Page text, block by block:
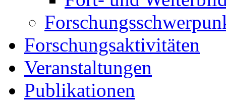
Forschungsaktivitäten
Veranstaltungen
Publikationen